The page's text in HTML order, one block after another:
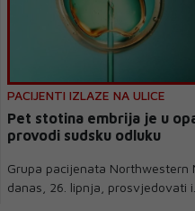
PACIJENTI IZLAZE NA ULICE
Pet stotina embrija je u
provodi sudsku odluku
Grupa pacijenata Northwestern
danas, 26. lipnja, prosvjedovati